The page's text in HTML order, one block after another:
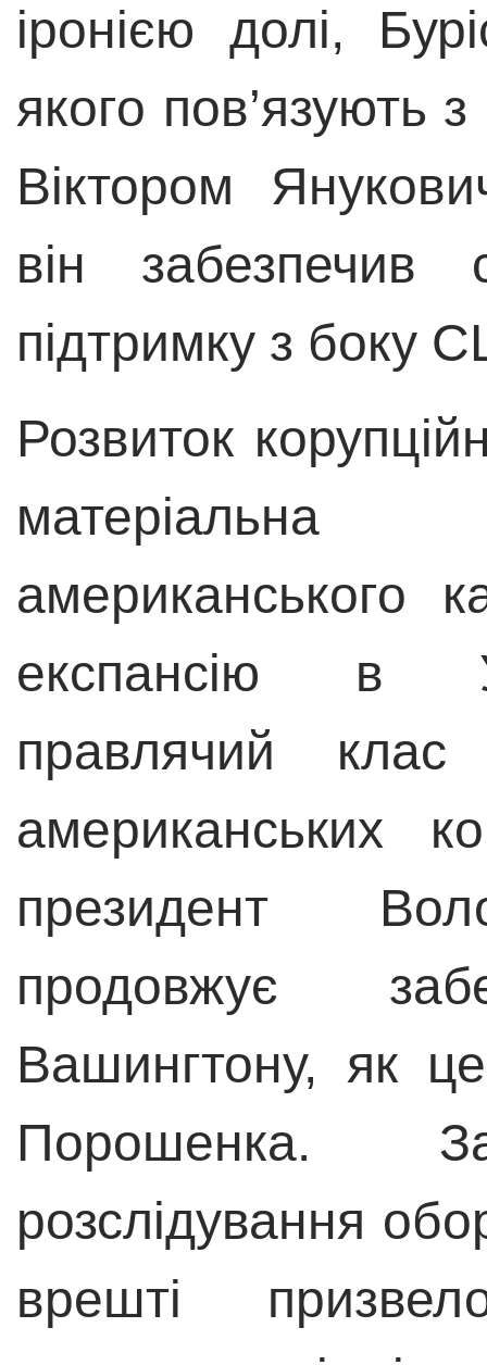
іронією долі,
якого пов’язують
Віктором
він забезпечив
підтримку з боку
Розвиток
матеріальна
американського
експансію в
правлячий клас
американських
президент
продовжує
Вашингтону, як
Порошенка.
розслідування
врешті